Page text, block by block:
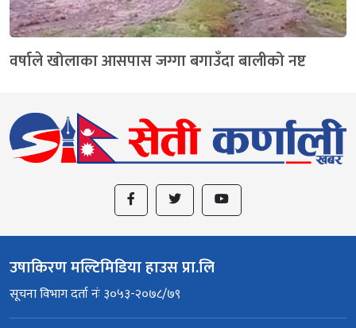
वर्षाले खोलाका आसपास जग्गा बगाउँदा बालीको नष्ट
उषाकिरण मल्टिमिडिया हाउस प्रा.लि
सूचना विभाग दर्ता नंः ३०५३-२०७८/७९